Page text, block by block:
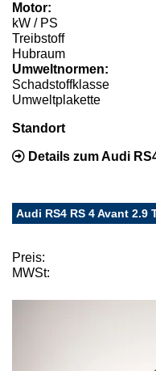
Motor:
kW / PS
Treibstoff
Hubraum
Umweltnormen:
Schadstoffklasse
Umweltplakette
Standort
Details zum Audi
Audi RS4 RS 4 Avant
Preis:
MWSt: